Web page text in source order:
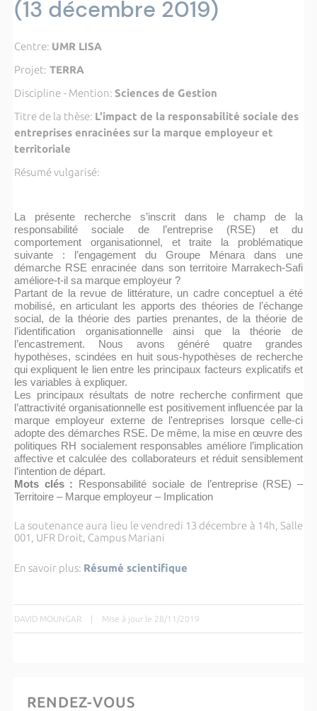
(13 décembre 2019)
Centre: UMR LISA
Projet: TERRA
Discipline - Mention: Sciences de Gestion
Titre de la thèse: L'impact de la responsabilité sociale des
entreprises enracinées sur la marque employeur et
territoriale
Résumé vulgarisé:
La présente recherche s’inscrit dans le champ de la
responsabilité sociale de l’entreprise (RSE) et du
comportement organisationnel, et traite la problématique
suivante : l’engagement du Groupe Ménara dans une
démarche RSE enracinée dans son territoire Marrakech-Safi
améliore-t-il sa marque employeur ?
Partant de la revue de littérature, un cadre conceptuel a été
mobilisé, en articulant les apports des théories de l’échange
social, de la théorie des parties prenantes, de la théorie de
l’identification organisationnelle ainsi que la théorie de
l’encastrement. Nous avons généré quatre grandes
hypothèses, scindées en huit sous-hypothèses de recherche
qui expliquent le lien entre les principaux facteurs explicatifs et
les variables à expliquer.
Les principaux résultats de notre recherche confirment que
l’attractivité organisationnelle est positivement influencée par la
marque employeur externe de l'entreprises lorsque celle-ci
adopte des démarches RSE. De même, la mise en œuvre des
politiques RH socialement responsables améliore l’implication
affective et calculée des collaborateurs et réduit sensiblement
l’intention de départ.
Mots clés : Responsabilité sociale de l’entreprise (RSE) –
Territoire – Marque employeur – Implication
La soutenance aura lieu le vendredi 13 décembre à 14h, Salle
001, UFR Droit, Campus Mariani
En savoir plus: Résumé scientifique
DAVID MOUNGAR | Mise à jour le 28/11/2019
RENDEZ-VOUS